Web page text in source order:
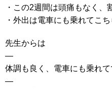
・この2週間は頭痛もなく、
・外出は電車にも乗れてこち
先生からは
—
体調も良く、電車にも乗れて
—